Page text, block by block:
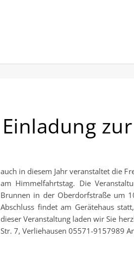
Einladung
auch in diesem Jahr veranstaltet die
am Himmelfahrtstag. Die
Brunnen in der Oberdorfstraße um
Abschluss findet am Gerätehaus
dieser Veranstaltung laden wir Sie
Str. 7, Verliehausen 05571-9157989